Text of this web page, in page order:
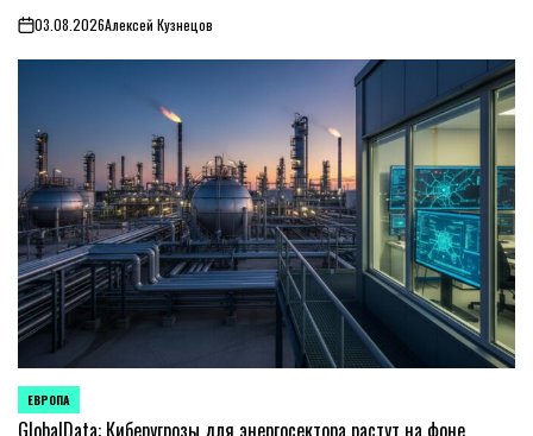
on03.08.2026Алексей Кузнецов
ОПУБЛИКОВАНО
В
ЕВРОПА
GlobalData: Киберугрозы для энергосектора растут на фоне